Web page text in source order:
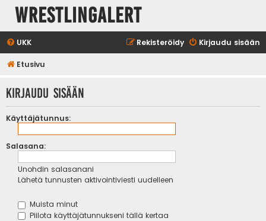
WrestlingAlert
UKK Kirjaudu sisään
Rekisteröidy
Etusivu
Kirjaudu sisään
Käyttäjätunnus:
Salasana:
Unohdin salasanani
Lähetä tunnusten aktivointiviesti uudelleen
Muista minut
Piilota käyttäjätunnukseni tällä kertaa